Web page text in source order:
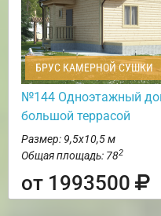
БРУС КАМЕРНОЙ СУШКИ
№144 Одноэтажный
большой террасой
Размер: 9,5х10,5 м
Общая площадь: 782
от 1993500